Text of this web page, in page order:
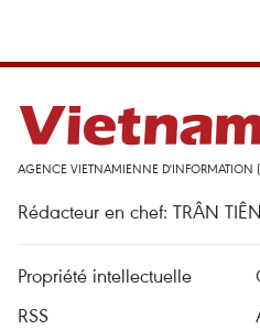
AGENCE VIETNAMIENNE D'INFORMATION
Rédacteur en chef: TRÂN
Propriété intellectuelle
RSS